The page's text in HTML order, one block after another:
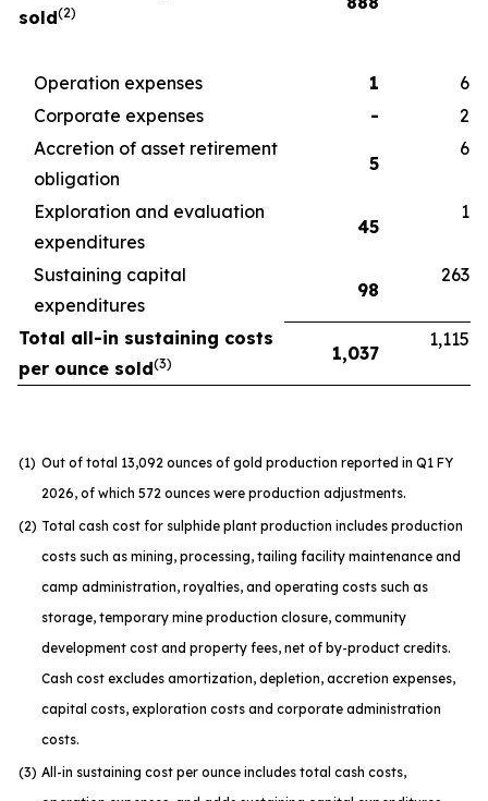
sold(2)
Operation expenses 1
6
Corporate expenses
-
2
Accretion of asset retirement
obligation
5
6
Exploration and evaluation
expenditures
45
1
Sustaining capital
expenditures
98
263
Total all-in sustaining costs
per ounce sold(3) 1,037
1,115
(1) Out of total 13,092 ounces of gold production reported in Q1 FY
2026, of which 572 ounces were production adjustments.
(2) Total cash cost for sulphide plant production includes production
costs such as mining, processing, tailing facility maintenance and
camp administration, royalties, and operating costs such as
storage, temporary mine production closure, community
development cost and property fees, net of by-product credits.
Cash cost excludes amortization, depletion, accretion expenses,
capital costs, exploration costs and corporate administration
costs.
(3) All-in sustaining cost per ounce includes total cash costs,